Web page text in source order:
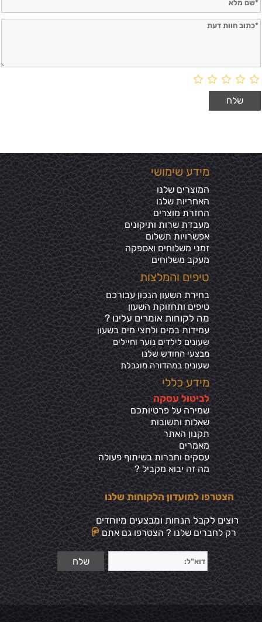
מידע שימושי
המוצרים שלנו
האחריות שלנו
החזרת מוצרים
מעבדת שרות ותיקונים
אפשרויות תשלום
זמני משלוחים ואספקה
מעקב משלוחים
טיפים והמלצות
בחירת השעון הנכון עבורכם
טיפים ותחזוקת השעון
מה לקוחות אומרים עלינו ?
עמידות במים ולחצי מים בשעון
שעונים לילדים נוער וחיילים
מבצעי החודש שלנו
שעונים במהדורה מוגבלת
מידע כללי
לביטול עסקה
שמירה על פרטיותכם
שאלות ותשובות
תקנון האתר
מאמרים
עסקים וחברות בשיתוף פעולה
מה זה יבוא מקביל ?
הצטרפו למועדון הלקוחות שלנו
רוצים לקבל הנחות ומבצעים מיוחדים
רק לחברים שלנו ? הצטרפו גם אתם